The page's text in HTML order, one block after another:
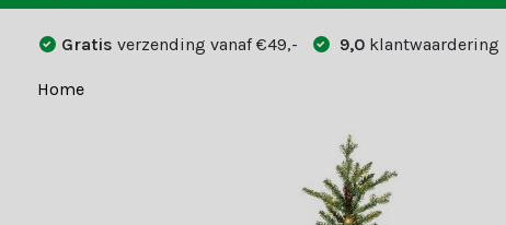
Gratis verzending vanaf €49,- 9,0 klantwaardering
Home